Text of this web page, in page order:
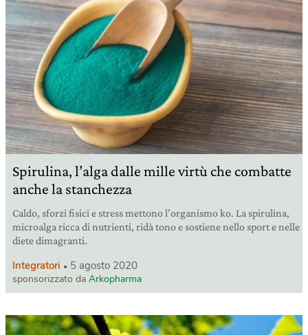
Spirulina, l’alga dalle mille virtù che combatte
anche la stanchezza
Caldo, sforzi fisici e stress mettono l’organismo ko. La spirulina,
microalga ricca di nutrienti, ridà tono e sostiene nello sport e nelle
diete dimagranti.
Integratori 5 agosto 2020
sponsorizzato da Arkopharma